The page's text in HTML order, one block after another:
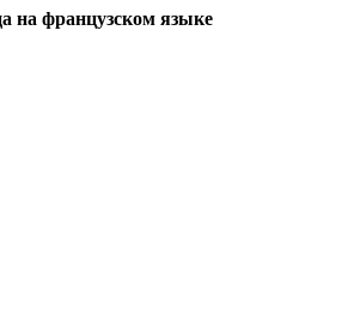
на французском языке